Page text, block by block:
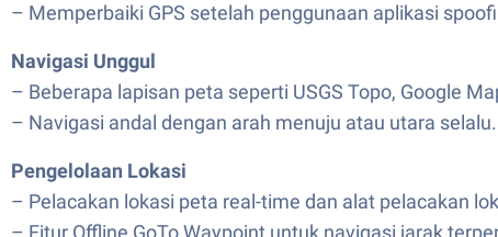
– Memperbaiki GPS setelah penggunaan aplikasi
Navigasi Unggul
– Beberapa lapisan peta seperti USGS Topo, Google
– Navigasi andal dengan arah menuju atau utara selalu.
Pengelolaan Lokasi
– Pelacakan lokasi peta real-time dan alat pelacakan
– Fitur Offline GoTo Waypoint untuk navigasi jarak